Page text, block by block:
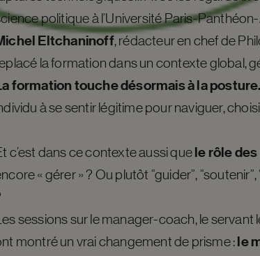
politique à l’Université Paris-
Eltchaninoff, rédacteur en chef de
la formation dans un contexte global,
formation touche désormais à la posture.
à se sentir légitime pour naviguer,
c’est dans ce contexte aussi quele rôle des
« gérer » ? Ou plutôt “guider”,
sessions sur le manager-coach, le
montré un vrai changement de prisme :le